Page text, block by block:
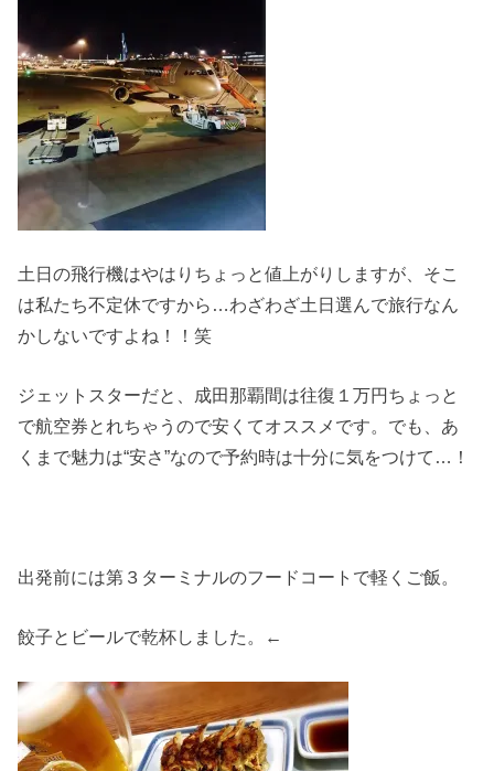
土日の飛行機はやはりちょっと値上がりしますが、そこ
は私たち不定休ですから…わざわざ土日選んで旅行なん
かしないですよね！！笑
ジェットスターだと、成田那覇間は往復１万円ちょっと
で航空券とれちゃうので安くてオススメです。でも、あ
くまで魅力は“安さ”なので予約時は十分に気をつけて…！
出発前には第３ターミナルのフードコートで軽くご飯。
餃子とビールで乾杯しました。←